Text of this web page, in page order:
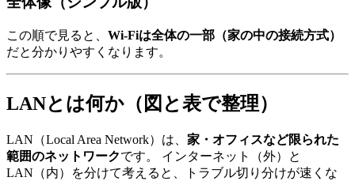
この順で見ると、 Wi-Fiは全体の一部（家の中の接続方式）
だと分かりやすくなります。
LANとは何か（図と表で整理）
LAN（Local Area Network）は、 家・オフィスなど限られた
範囲のネットワークです。 インターネット（外）と
LAN（内）を分けて考えると、トラブル切り分けが速くな